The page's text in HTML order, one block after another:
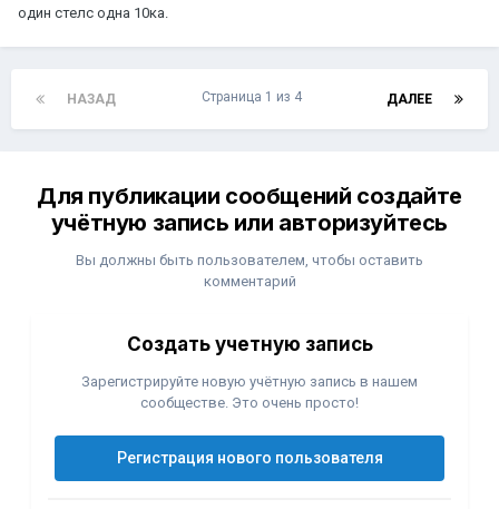
один стелс одна 10ка.
НАЗАД ДАЛЕЕ
Страница 1 из 4
Для публикации сообщений создайте
учётную запись или авторизуйтесь
Вы должны быть пользователем, чтобы оставить
комментарий
Создать учетную запись
Зарегистрируйте новую учётную запись в нашем
сообществе. Это очень просто!
Регистрация нового пользователя